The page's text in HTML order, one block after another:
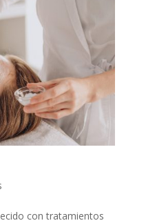
con tratamientos